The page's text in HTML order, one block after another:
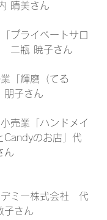
晴美さん
プライベートサロ
二瓶 暁子さん
「輝磨（てる
朋子さん
売業「ハンドメイ
Candyのお店」代
ん
ミー株式会社　代
子さん